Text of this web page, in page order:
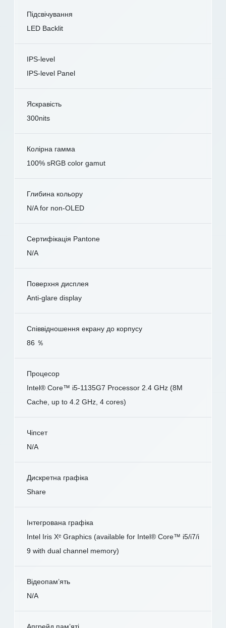
Підсвічування
LED Backlit
IPS-level
IPS-level Panel
Яскравість
300nits
Колірна гамма
100% sRGB color gamut
Глибина кольору
N/A for non-OLED
Сертифікація Pantone
N/A
Поверхня дисплея
Anti-glare display
Співвідношення екрану до корпусу
86 ％
Процесор
Intel® Core™ i5-1135G7 Processor 2.4 GHz (8M
Cache, up to 4.2 GHz, 4 cores)
Чіпсет
N/A
Дискретна графіка
Share
Інтегрована графіка
Intel Iris Xᵉ Graphics (available for Intel® Core™ i5/i7/i
9 with dual channel memory)
Відеопам’ять
N/A